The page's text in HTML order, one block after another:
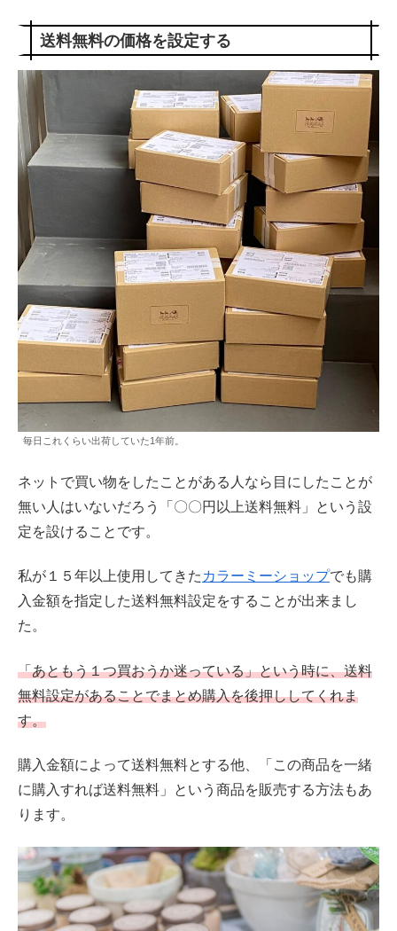
送料無料の価格を設定する
毎日これくらい出荷していた1年前。
ネットで買い物をしたことがある人なら目にしたことが
無い人はいないだろう「〇〇円以上送料無料」という設
定を設けることです。
私が１５年以上使用してきた カラーミーショップでも購
入金額を指定した送料無料設定をすることが出来まし
た。
「あともう１つ買おうか迷っている」という時に、送料
無料設定があることでまとめ購入を後押ししてくれま
す。
購入金額によって送料無料とする他、「この商品を一緒
に購入すれば送料無料」という商品を販売する方法もあ
ります。